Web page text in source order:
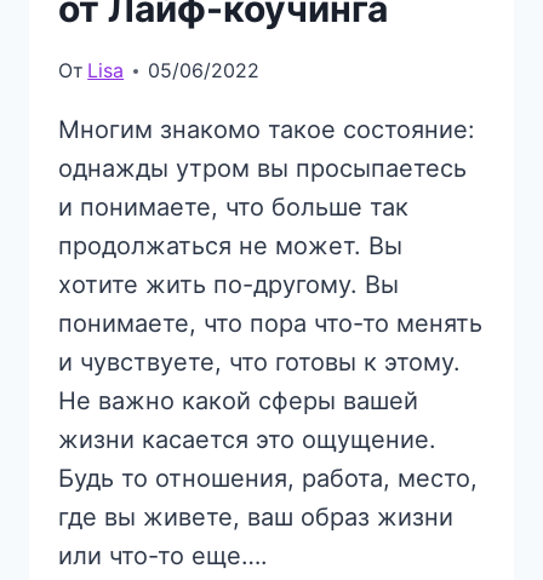
от Лайф-коучинга
От Lisa 05/06/2022
Многим знакомо такое состояние:
однажды утром вы просыпаетесь
и понимаете, что больше так
продолжаться не может. Вы
хотите жить по-другому. Вы
понимаете, что пора что-то менять
и чувствуете, что готовы к этому.
Не важно какой сферы вашей
жизни касается это ощущение.
Будь то отношения, работа, место,
где вы живете, ваш образ жизни
или что-то еще….